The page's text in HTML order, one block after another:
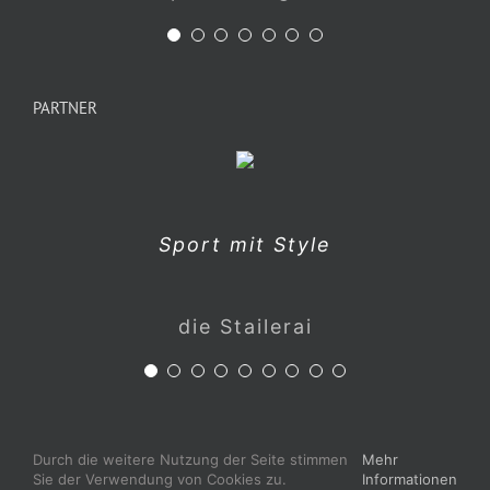
PARTNER
Sport mit Style
die Stailerai
Konzept. Beratung. Lösung.
erfolg.reich
Ferienwohungen in den
Ferien echt natürlich genießen
Hotel Penzinghof
die Skihütte mit Pfiff
s`Liftradl
Bauernhof & Hofkäserei
Schörgerer
erholen & genießen
Hotel Örtlerhof
Weingut, Winzerzimmer,
Magdalena Maitz
Maitz Design
Durch die weitere Nutzung der Seite stimmen
Sie der Verwendung von Cookies zu.
Mehr
Informationen